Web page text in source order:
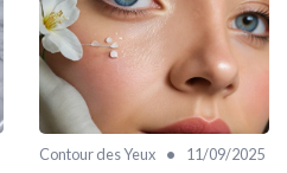
Contour des Yeux • 11/09/2025